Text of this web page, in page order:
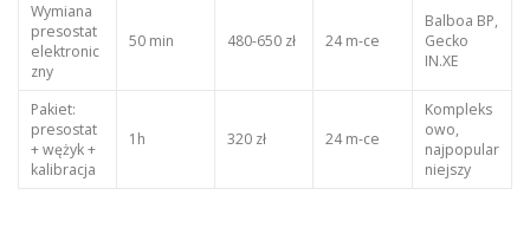
Wymiana
presostat
elektronic
zny
50 min 480-650 zł 24 m-ce
Balboa BP,
Gecko
IN.XE
Pakiet:
presostat
+ wężyk +
kalibracja
1h 320 zł 24 m-ce
Kompleks
owo,
najpopular
niejszy